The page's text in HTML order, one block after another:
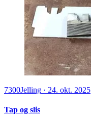
7300Jelling · 24. okt. 2025
Tap og slis